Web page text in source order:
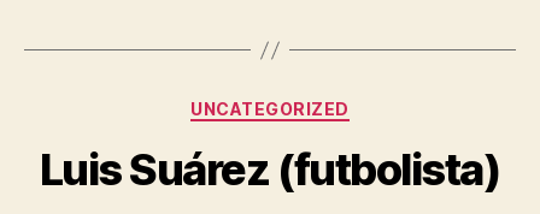
Categorías
UNCATEGORIZED
Luis Suárez (futbolista)